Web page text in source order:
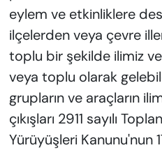
eylem ve etkinliklere
ilçelerden veya çevre
toplu bir şekilde ilimiz
veya toplu olarak
grupların ve araçların
çıkışları 2911 sayılı
Yürüyüşleri Kanunu'nun